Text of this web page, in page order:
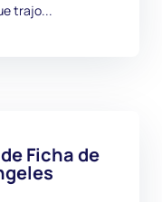
trajo...
Ficha de